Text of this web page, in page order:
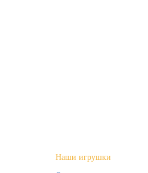
Наши игрушки